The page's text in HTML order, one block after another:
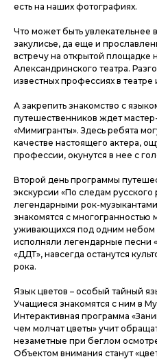
есть на наших фотографиях.
Что может быть увлекательнее
закулисье, да еще и
встречу на открытой площадке
Александринского театра.
известных профессиях в
А закрепить знакомство с
путешественников ждет
«Мимигранты». Здесь ребята
качестве настоящего актера,
профессии, окунутся в нее с
Второй день программы
экскурсии «По следам
легендарными рок-
знакомятся с многогранностью
уживающихся под одним небом
исполняли легендарные песни
«ДДТ», навсегда останутся
рока.
Язык цветов – особый тайный
Учащиеся знакомятся с ним в
Интерактивная программа
чем молчат цветы» учит
незаметные при беглом
Объектом внимания станут